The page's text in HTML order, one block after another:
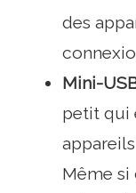
des
Mini-
petit qui
Même si